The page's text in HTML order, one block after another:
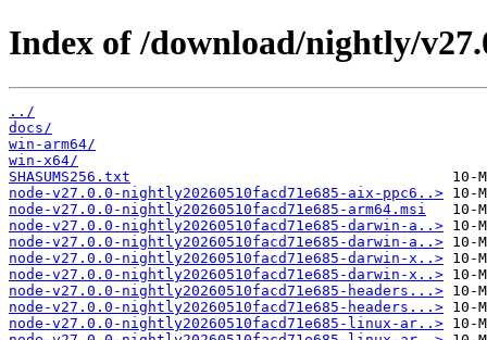
Index of /download/nightly/
../
docs/
win-arm64/
win-x64/
SHASUMS256.txt
node-v27.0.0-nightly20260510facd71e685-aix-ppc6..>
node-v27.0.0-nightly20260510facd71e685-arm64.msi
node-v27.0.0-nightly20260510facd71e685-darwin-a..>
node-v27.0.0-nightly20260510facd71e685-darwin-a..>
node-v27.0.0-nightly20260510facd71e685-darwin-x..>
node-v27.0.0-nightly20260510facd71e685-darwin-x..>
node-v27.0.0-nightly20260510facd71e685-headers...>
node-v27.0.0-nightly20260510facd71e685-headers...>
node-v27.0.0-nightly20260510facd71e685-linux-ar..>